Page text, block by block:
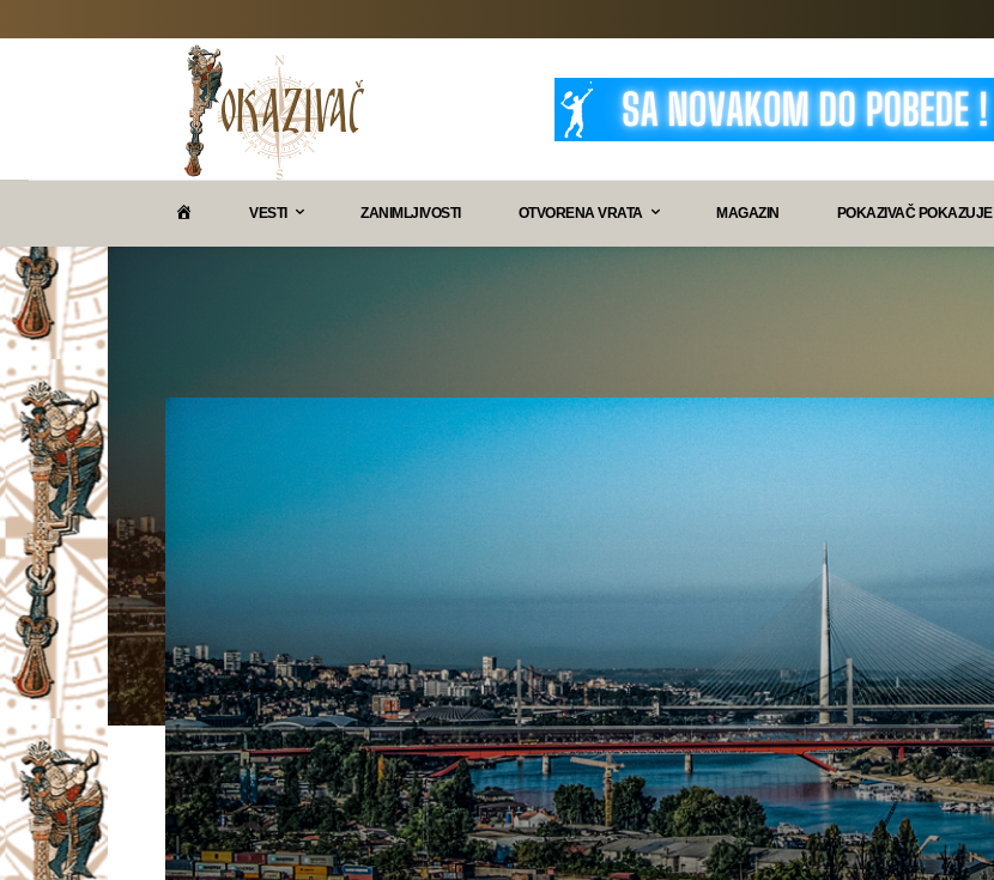
A
Č
VESTI ZANIMLJIVOSTI OTVORENA VRATA MAGAZIN POKAZIVAČ POKAZUJE